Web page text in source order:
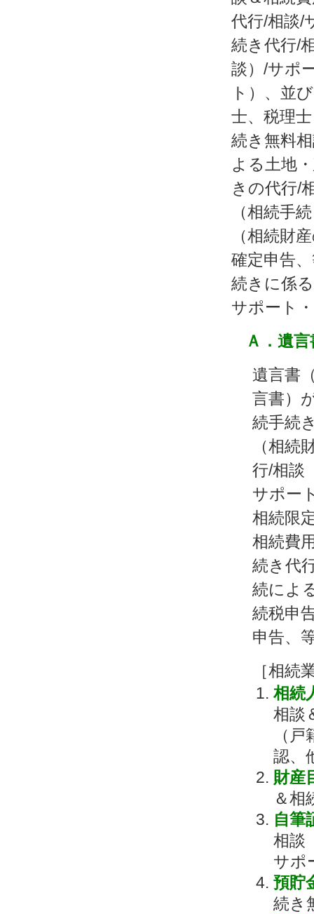
代行/相談/
続き代行/
談）/サポ
ト）、並
士、税理
続き無料
よる土地
きの代行/
（相続手
（相続財
確定申告
続きに係
サポート
Ａ．遺
遺言書
言書）
続手続
（相続
行/相談
サポー
相続限
相続費
続き代
続によ
続税申
申告、
［相続
相続
相談
（
認、
財産
＆相
自筆
相談
サポ
預貯
続き